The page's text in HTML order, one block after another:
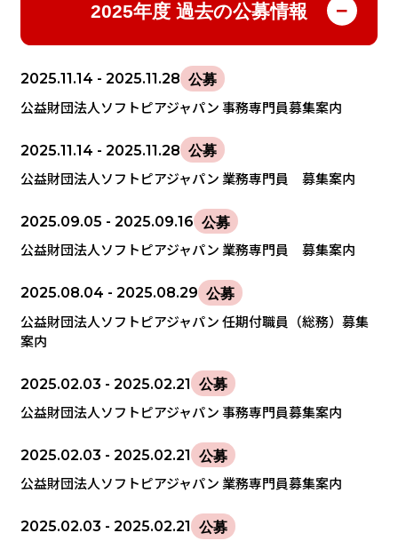
2025年度 過去の公募情報
2025.11.14 - 2025.11.28 公募
公益財団法人ソフトピアジャパン 事務専門員募集案内
2025.11.14 - 2025.11.28 公募
公益財団法人ソフトピアジャパン 業務専門員 募集案内
2025.09.05 - 2025.09.16 公募
公益財団法人ソフトピアジャパン 業務専門員 募集案内
2025.08.04 - 2025.08.29 公募
公益財団法人ソフトピアジャパン 任期付職員（総務）募集
案内
2025.02.03 - 2025.02.21 公募
公益財団法人ソフトピアジャパン 事務専門員募集案内
2025.02.03 - 2025.02.21 公募
公益財団法人ソフトピアジャパン 業務専門員募集案内
2025.02.03 - 2025.02.21 公募